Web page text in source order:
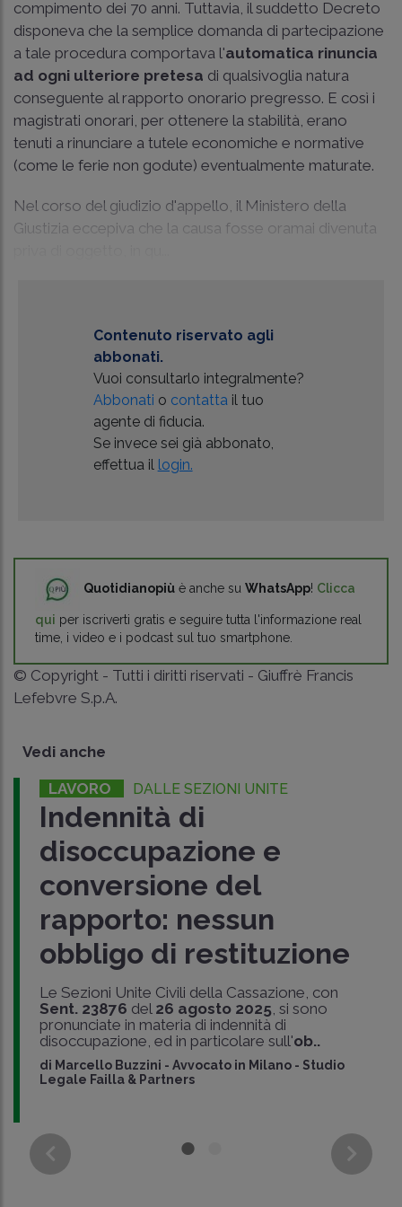
compimento dei 70 anni. Tuttavia, il suddetto Decreto
disponeva che la semplice domanda di partecipazione
a tale procedura comportava l'automatica rinuncia
ad ogni ulteriore pretesa di qualsivoglia natura
conseguente al rapporto onorario pregresso. E così i
magistrati onorari, per ottenere la stabilità, erano
tenuti a rinunciare a tutele economiche e normative
(come le ferie non godute) eventualmente maturate.
Nel corso del giudizio d'appello, il Ministero della
Giustizia eccepiva che la causa fosse oramai divenuta
Contenuto riservato agli
abbonati.
Vuoi consultarlo integralmente?
Abbonati o contatta il tuo
agente di fiducia.
Se invece sei già abbonato,
effettua il login.
Quotidianopiù è anche su WhatsApp! Clicca
qui per iscriverti gratis e seguire tutta l'informazione real
time, i video e i podcast sul tuo smartphone.
© Copyright - Tutti i diritti riservati - Giuffrè Francis
Lefebvre S.p.A.
Vedi anche
LAVORO DALLE SEZIONI UNITE
Indennità di
disoccupazione e
conversione del
rapporto: nessun
obbligo di restituzione
Le Sezioni Unite Civili della Cassazione, con
Sent. 23876 del 26 agosto 2025, si sono
pronunciate in materia di indennità di
disoccupazione, ed in particolare sull'ob..
di Marcello Buzzini - Avvocato in Milano - Studio
Legale Failla & Partners